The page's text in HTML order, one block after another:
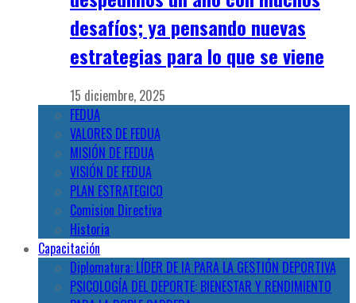
desafíos; ya pensando nuevas
estrategias para lo que se viene
15 diciembre, 2025
FEDUA
VALORES DE FEDUA
MISIÓN DE FEDUA
VISIÓN DE FEDUA
PLAN ESTRATEGICO
Comision Directiva
Historia
Capacitación
Diplomatura: LÍDER DE IA PARA LA GESTIÓN DEPORTIVA
PSICOLOGÍA DEL DEPORTE: BIENESTAR Y RENDIMIENTO